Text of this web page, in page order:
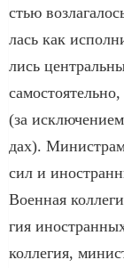
стью
лась как
лись
(за
дах).
сил и
Во­ен­ная
гия
кол­ле­гия,